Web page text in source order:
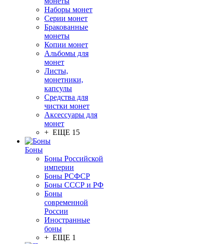
Наборы монет
Серии монет
Бракованные
монеты
Копии монет
Альбомы для
монет
Листы,
монетники,
капсулы
Средства для
чистки монет
Аксессуары для
монет
+ ЕЩЕ 15
Боны
Боны Российской
империи
Боны РСФСР
Боны СССР и РФ
Боны
современной
России
Иностранные
боны
+ ЕЩЕ 1